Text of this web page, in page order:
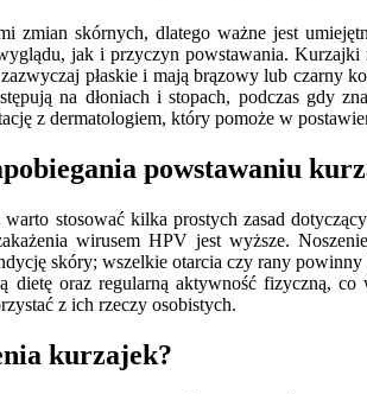
zmian skórnych, dlatego ważne jest
jak i przyczyn powstawania.
płaskie i mają brązowy lub czarny
na dłoniach i stopach, podczas gdy
z dermatologiem, który pomoże w
powstawaniu
stosować kilka prostych zasad
wirusem HPV jest wyższe.
skóry; wszelkie otarcia czy rany
dietę oraz regularną aktywność fizyczną,
z ich rzeczy osobistych.
kurzajek?